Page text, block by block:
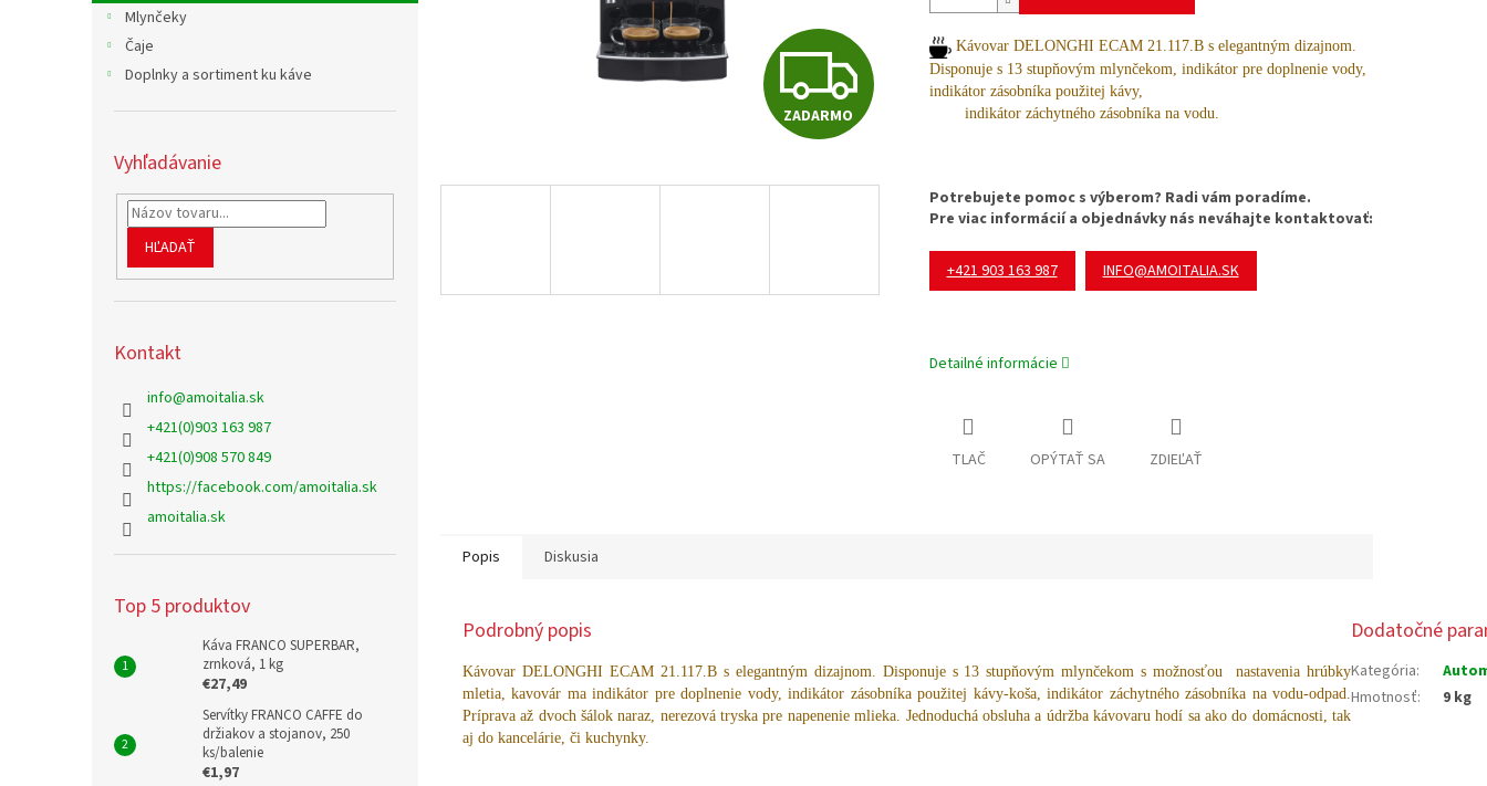
Mlynčeky
Čaje
Doplnky a sortiment ku káve
Vyhľadávanie
HĽADAŤ
Kontakt
info@amoitalia.sk
+421(0)903 163 987
+421(0)908 570 849
https://facebook.com/amoitalia.sk
amoitalia.sk
Top 5 produktov
Káva FRANCO SUPERBAR,
zrnková, 1 kg
€27,49
Servítky FRANCO CAFFE do
držiakov a stojanov, 250
ks/balenie
€1,97
Z
A
A
ZADARMO
Kávovar DELONGHI ECAM 21.117.B s elegantným dizajnom.
Disponuje s 13 stupňovým mlynčekom, indikátor pre doplnenie vody,
indikátor zásobníka použitej kávy,
indikátor záchytného zásobníka na vodu.
Potrebujete pomoc s výberom? Radi vám poradíme.
Pre viac informácií a objednávky nás neváhajte kontaktovať:
+421 903 163 987 INFO@AMOITALIA.SK
Detailné informácie
TLAČ OPÝTAŤ SA ZDIEĽAŤ
Popis Diskusia
Podrobný popis
Kávovar DELONGHI ECAM 21.117.B s elegantným dizajnom. Disponuje s 13 stupňovým mlynčekom s možnosťou nastavenia hrúbky
mletia, kavovár ma indikátor pre doplnenie vody, indikátor zásobníka použitej kávy-koša, indikátor záchytného zásobníka na vodu-odpad.
Príprava až dvoch šálok naraz, nerezová tryska pre napenenie mlieka. Jednoduchá obsluha a údržba kávovaru hodí sa ako do domácnosti, tak
aj do kancelárie, či kuchynky.
Dodatočné
Kategória:
Hmotnosť: 9 kg